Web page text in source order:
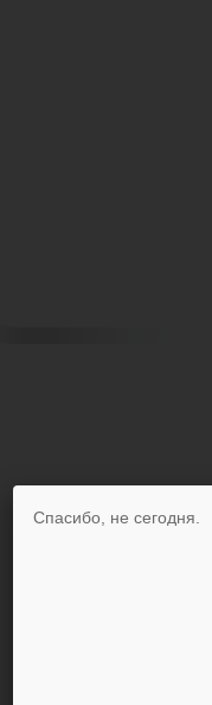
Спасибо, не сегодня.